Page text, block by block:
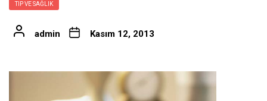
TIP VE SAĞLIK
admin Kasım 12, 2013